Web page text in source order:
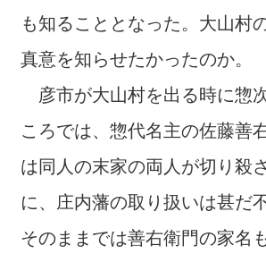
も知ることとなった。大山村
真意を知らせたかったのか。
彦市が大山村を出る時に惣
ころでは、惣代名主の佐藤善
は同人の末家の両人が切り殺
に、庄内藩の取り扱いは甚だ
そのままでは善右衛門の家名